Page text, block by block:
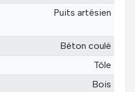
Puits artésien
Béton coulé
Tôle
Bois